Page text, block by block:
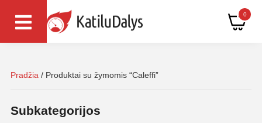
0
Pradžia / Produktai su žymomis “Caleffi”
Subkategorijos